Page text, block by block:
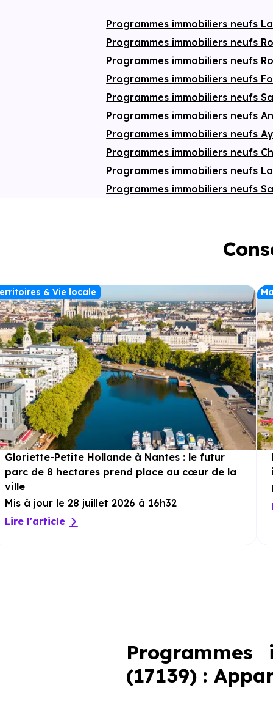
toute heure, complétée par des pergolas
offrant une protection solaire adaptée.
Pensée pour encourager un mode de vie
responsable, la résidence invite à privilégier
les déplacements doux. Les voitures sont
stationnées en parking aérien et souterrain,
libérant les espaces extérieurs au profit des
piétons et des cyclistes. Pratique,
écologique et confortable, ce projet
immobilier soigné s’adresse à celles et ceux
qui recherchent un habitat durable sans
qualité de vie.
Programmes immobiliers neufs
Programmes immobiliers neufs
Programmes immobiliers neufs
Programmes immobiliers neufs
Programmes immobiliers neufs
Programmes immobiliers neufs
Programmes immobiliers neufs
Programmes immobiliers neufs
Programmes immobiliers neufs
Programmes immobiliers neufs
& Vie locale
Gloriette-Petite Hollande à Nantes : le futur
parc de 8 hectares prend place au cœur de la
ville
Mis à jour le 28 juillet 2026 à 16h32
Lire l'article
(17139) :